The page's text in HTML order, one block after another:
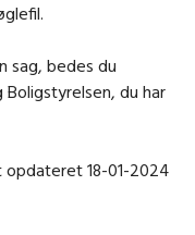
sag, bedes du
du har
opdateret 18-01-2024